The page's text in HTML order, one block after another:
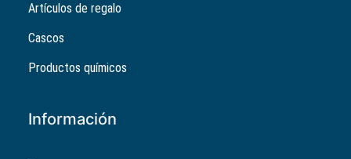
Artículos de regalo
Cascos
Productos químicos
Información